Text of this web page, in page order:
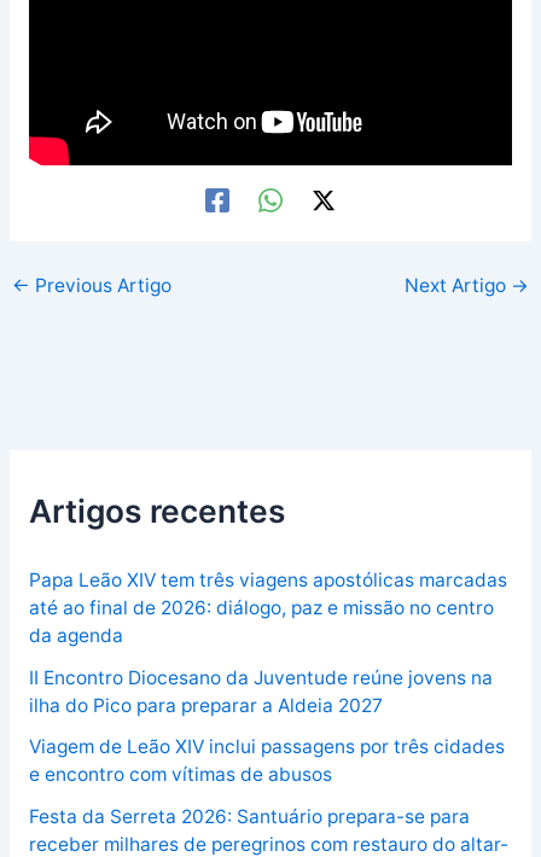
← Previous Artigo Next Artigo →
Artigos recentes
Papa Leão XIV tem três viagens apostólicas marcadas
até ao final de 2026: diálogo, paz e missão no centro
da agenda
II Encontro Diocesano da Juventude reúne jovens na
ilha do Pico para preparar a Aldeia 2027
Viagem de Leão XIV inclui passagens por três cidades
e encontro com vítimas de abusos
Festa da Serreta 2026: Santuário prepara-se para
receber milhares de peregrinos com restauro do altar-